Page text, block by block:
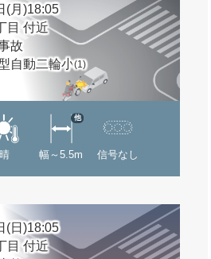
(月)18:05
目 付近
故
自動二輪小(1)
晴 幅～5.5m
他
信号なし
(日)18:05
目 付近